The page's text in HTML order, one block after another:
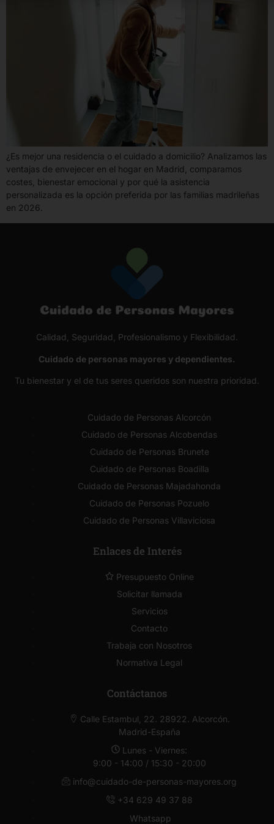
¿Es mejor una residencia o el cuidado a domicilio? Analizamos las
ventajas de envejecer en el hogar en Madrid, comparamos
costes, bienestar emocional y por qué la asistencia
personalizada es la opción preferida por las familias madrileñas
en 2026.
Calidad, Seguridad, Profesionalismo y Flexibilidad.
Cuidado de personas mayores y dependientes.
Tu bienestar y el de tus seres queridos son nuestra prioridad.
Cuidado de Personas Alcorcón
Cuidado de Personas Alcobendas
Cuidado de Personas Brunete
Cuidado de Personas Boadilla
Cuidado de Personas Majadahonda
Cuidado de Personas Pozuelo
Cuidado de Personas Villaviciosa
Enlaces de Interés
Presupuesto Online
Solicitar llamada
Servicios
Contacto
Trabaja con Nosotros
Normativa Legal
Contáctanos
Calle Estambul, 22. 28922. Alcorcón.
Madrid-España
Lunes - Viernes:
9:00 - 14:00 / 15:30 - 20:00
info@cuidado-de-personas-mayores.org
+34 629 49 37 88
Whatsapp